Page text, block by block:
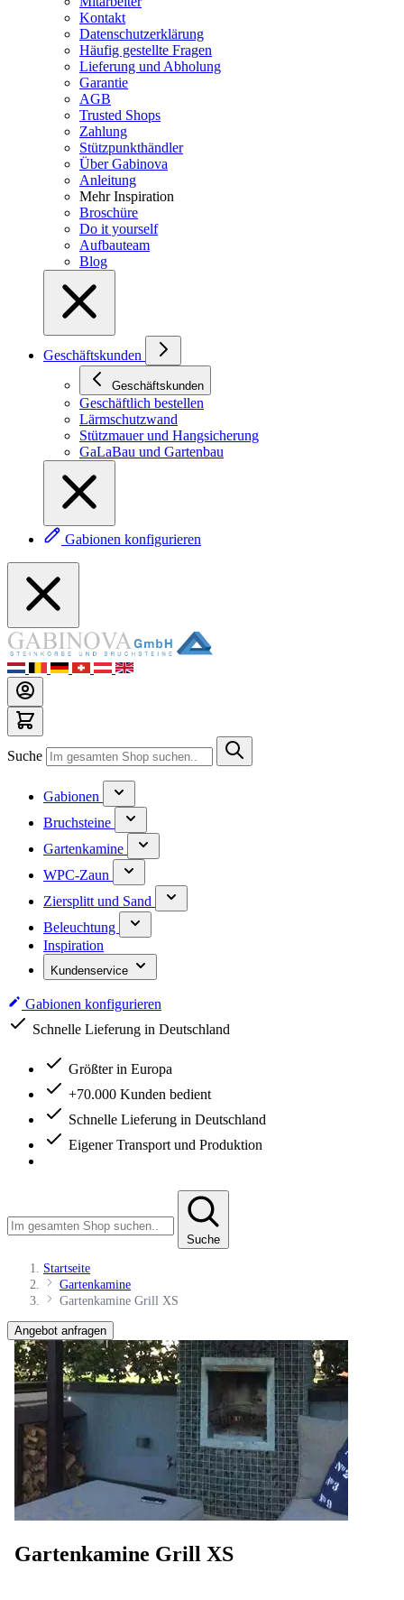
Kontakt
Datenschutzerklärung
Häufig gestellte Fragen
Lieferung und Abholung
Garantie
AGB
Trusted Shops
Zahlung
Stützpunkthändler
Über Gabinova
Anleitung
Mehr Inspiration
Broschüre
Do it yourself
Aufbauteam
Blog
Geschäftskunden
Geschäftskunden
Geschäftlich bestellen
Lärmschutzwand
Stützmauer und Hangsicherung
GaLaBau und Gartenbau
Gabionen konfigurieren
Suche
Gabionen
Bruchsteine
Gartenkamine
WPC-Zaun
Ziersplitt und Sand
Beleuchtung
Inspiration
Kundenservice
Gabionen konfigurieren
Schnelle Lieferung in Deutschland
Größter in Europa
+70.000 Kunden bedient
Schnelle Lieferung in Deutschland
Eigener Transport und Produktion
Suche
Startseite
Gartenkamine
Gartenkamine Grill XS
Angebot anfragen
Gartenkamine Grill XS